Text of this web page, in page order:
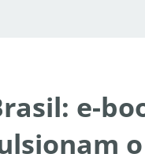
e-